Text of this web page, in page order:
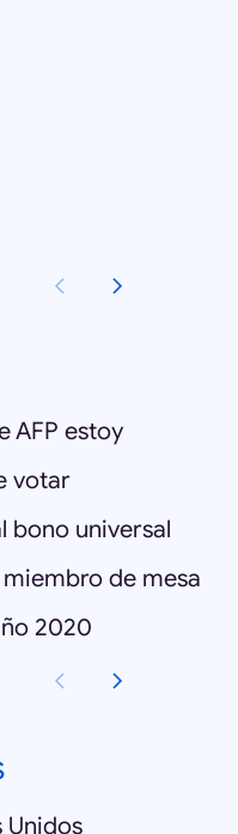
AFP estoy
votar
bono universal
de mesa
2020
Unidos